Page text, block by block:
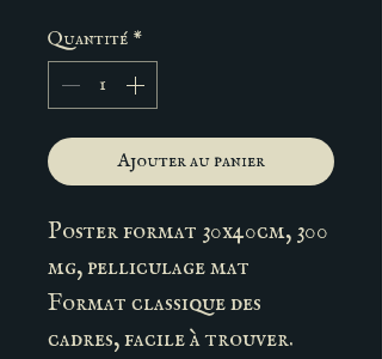
Quantité *
Ajouter au panier
Poster format 30x40cm, 300
mg, pelliculage mat
Format classique des
cadres, facile à trouver.